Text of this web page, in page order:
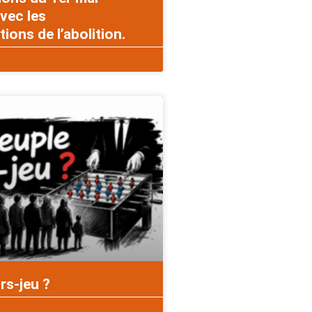
les
de l’abolition.
jeu ?